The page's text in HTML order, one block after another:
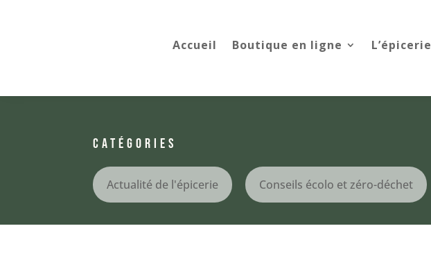
Accueil Boutique en ligne L’épicerie
CATÉGORIES
Actualité de l'épicerie Conseils écolo et zéro-déchet